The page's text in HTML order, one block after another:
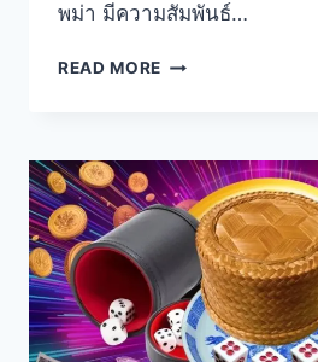
พม่า มีความสัมพันธ์…
READ MORE